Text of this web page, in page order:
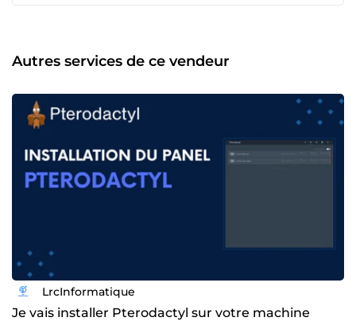
et personnalise des sites qui correspondent à vos besoins
réels, sans superflu. 🖥️ Administration serveurs Linux
infrastructure tourne, et elle tient dans la durée.
Autres services de ce vendeur
LrcInformatique
Je vais installer Pterodactyl sur votre machine